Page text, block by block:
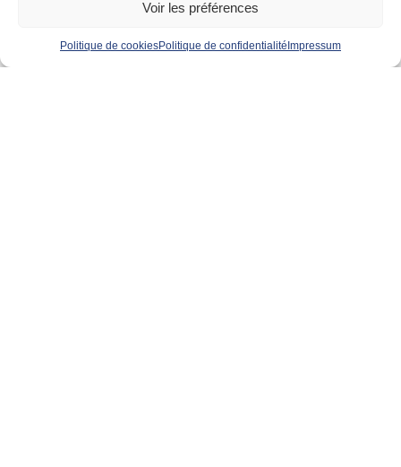
Voir les préférences
Politique de cookiesPolitique de confidentialité Impressum